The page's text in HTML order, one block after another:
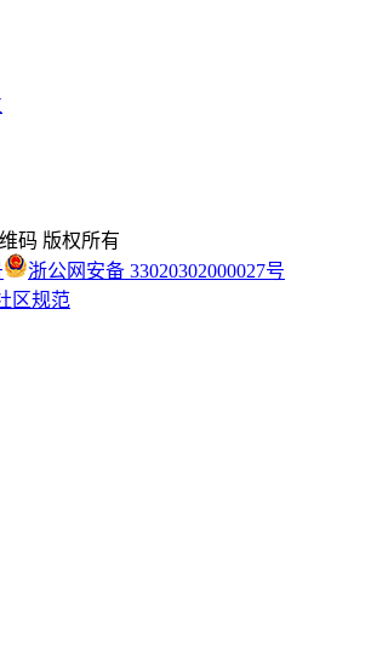
码 版权所有
浙公网安备 33020302000027号
区规范